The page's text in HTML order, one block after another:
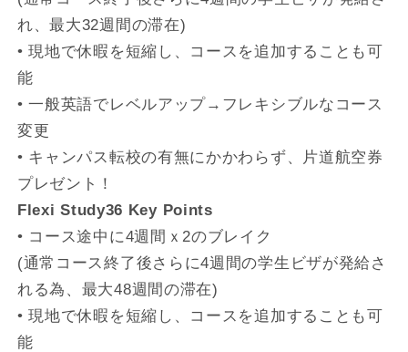
れ、最大32週間の滞在)
• 現地で休暇を短縮し、コースを追加することも可
能
• 一般英語でレベルアップ→フレキシブルなコース
変更
• キャンパス転校の有無にかかわらず、片道航空券
プレゼント！
Flexi Study36 Key Points
• コース途中に4週間ｘ2のブレイク
(通常コース終了後さらに4週間の学生ビザが発給さ
れる為、最大48週間の滞在)
• 現地で休暇を短縮し、コースを追加することも可
能